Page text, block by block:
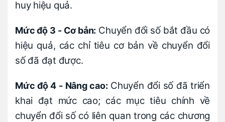
huy hiệu quả.
Mức độ 3 - Cơ bản: Chuyển đổi số bắt đầu có
hiệu quả, các chỉ tiêu cơ bản về chuyển đổi
số đã đạt được.
Mức độ 4 - Nâng cao: Chuyển đổi số đã triển
khai đạt mức cao; các mục tiêu chính về
chuyển đổi số có liên quan trong các chương